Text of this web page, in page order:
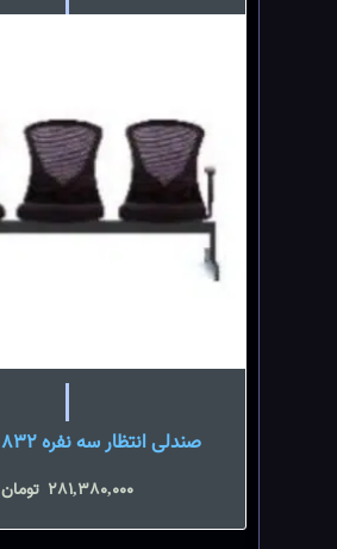
صندلی انتظار سه نفره MSW _ 832
281,380,000 تومان